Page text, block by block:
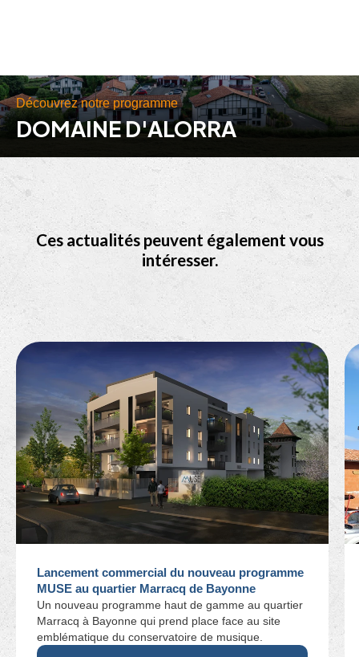
Découvrez notre programme
DOMAINE D'ALORRA
Ces actualités peuvent également vous
intéresser.
Lancement commercial du nouveau programme
MUSE au quartier Marracq de Bayonne
Un nouveau programme haut de gamme au quartier
Marracq à Bayonne qui prend place face au site
emblématique du conservatoire de musique.